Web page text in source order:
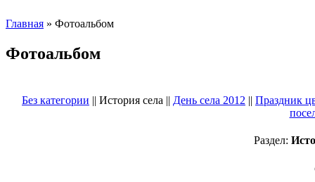
Главная » Фотоальбом
Фотоальбом
Без категории || История села || День села 2012 || Праздник
Раздел: